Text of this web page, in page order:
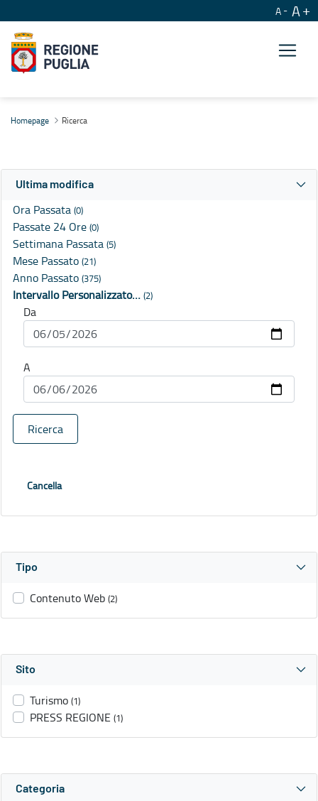
A A
Homepage Ricerca
Ultima modifica
Ora Passata (0)
Passate 24 Ore (0)
Settimana Passata (5)
Mese Passato (21)
Anno Passato (375)
Intervallo Personalizzato… (2)
Da
A
Ricerca
Cancella
Tipo
Contenuto Web (2)
Sito
Turismo (1)
PRESS REGIONE (1)
Categoria